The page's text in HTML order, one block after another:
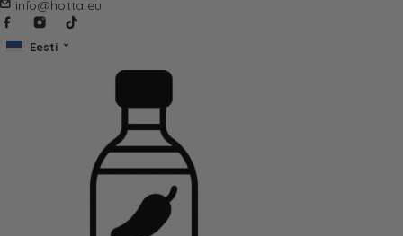
info@hotta.eu
Eesti